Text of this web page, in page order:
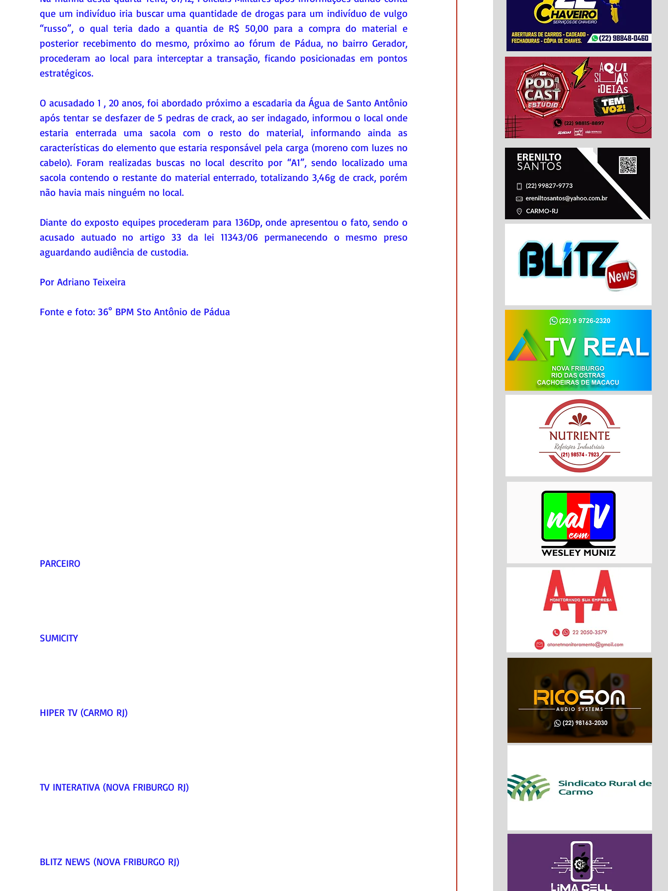
que um indivíduo iria buscar uma quantidade de drogas para um indivíduo de vulgo
“russo”, o qual teria dado a quantia de R$ 50,00 para a compra do material e
posterior recebimento do mesmo, próximo ao fórum de Pádua, no bairro Gerador,
procederam ao local para interceptar a transação, ficando posicionadas em pontos
estratégicos.
O acusadado 1 , 20 anos, foi abordado próximo a escadaria da Água de Santo Antônio
após tentar se desfazer de 5 pedras de crack, ao ser indagado, informou o local onde
estaria enterrada uma sacola com o resto do material, informando ainda as
características do elemento que estaria responsável pela carga (moreno com luzes no
cabelo). Foram realizadas buscas no local descrito por “A1”, sendo localizado uma
sacola contendo o restante do material enterrado, totalizando 3,46g de crack, porém
não havia mais ninguém no local.
Diante do exposto equipes procederam para 136Dp, onde apresentou o fato, sendo o
acusado autuado no artigo 33 da lei 11343/06 permanecendo o mesmo preso
aguardando audiência de custodia.
Por Adriano Teixeira
Fonte e foto: 36° BPM Sto Antônio de Pádua
PARCEIRO
SUMICITY
HIPER TV (CARMO RJ)
TV INTERATIVA (NOVA FRIBURGO RJ)
BLITZ NEWS (NOVA FRIBURGO RJ)